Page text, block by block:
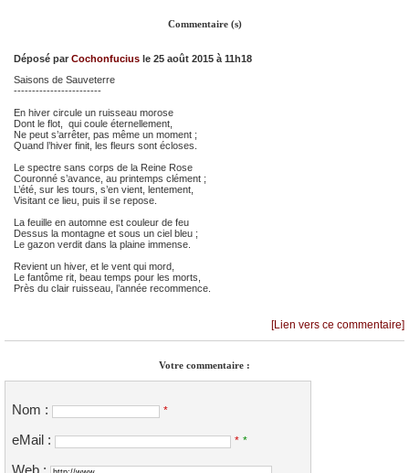
Commentaire (s)
Déposé par Cochonfucius le 25 août 2015 à 11h18
Saisons de Sauveterre
------------------------
En hiver circule un ruisseau morose
Dont le flot, qui coule éternellement,
Ne peut s’arrêter, pas même un moment ;
Quand l’hiver finit, les fleurs sont écloses.
Le spectre sans corps de la Reine Rose
Couronné s’avance, au printemps clément ;
L’été, sur les tours, s’en vient, lentement,
Visitant ce lieu, puis il se repose.
La feuille en automne est couleur de feu
Dessus la montagne et sous un ciel bleu ;
Le gazon verdit dans la plaine immense.
Revient un hiver, et le vent qui mord,
Le fantôme rit, beau temps pour les morts,
Près du clair ruisseau, l’année recommence.
[Lien vers ce commentaire]
Votre commentaire :
Nom : *
eMail : * *